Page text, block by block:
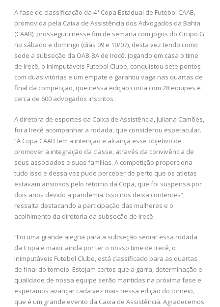
A fase de classificação da 4ª Copa Estadual de Futebol CAAB,
promovida pela Caixa de Assistência dos Advogados da Bahia
(CAAB), prosseguiu nesse fim de semana com jogos do Grupo G
no sábado e domingo (dias 09 e 10/07), desta vez tendo como
sede a subseção da OAB-BA de Irecê. Jogando em casa o time
de Irecê, o Inimputáveis Futebol Clube, conquistou sete pontos
com duas vitórias e um empate e garantiu vaga nas quartas de
final da competição, que nessa edição conta com 28 equipes e
cerca de 600 advogados inscritos.
A diretora de esportes da Caixa de Assistência, Juliana Camões,
foi a Irecê acompanhar a rodada, que considerou espetacular.
“A Copa CAAB tem a intenção e alcança esse objetivo de
promover a integração da classe, através da convivência de
seus associados e suas famílias. A competição proporciona
tudo isso e dessa vez pude perceber de perto que os atletas
estavam ansiosos pelo retorno da Copa, que foi suspensa por
dois anos devido a pandemia. Isso nos deixa contentes”,
ressalta destacando a participação das mulheres e o
acolhimento da diretoria da subseção de Irecê.
“Foi uma grande alegria para a subseção sediar essa rodada
da Copa e maior ainda por ter o nosso time de Irecê, o
Inimputáveis Futebol Clube, está classificado para as quartas
de final do torneio. Estejam certos que a garra, determinação e
qualidade de nossa equipe serão mantidas na próxima fase e
esperamos avançar cada vez mais nessa edição do torneio,
que é um grande evento da Caixa de Assistência. Agradecemos